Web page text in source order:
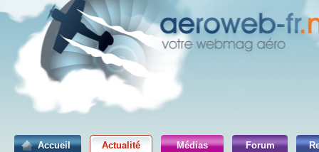
Accueil Actualité Médias Forum